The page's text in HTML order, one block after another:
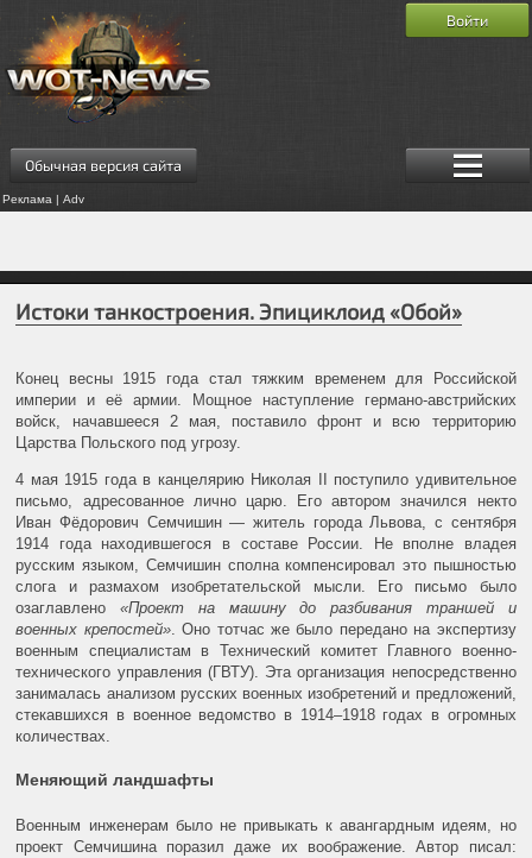
Обычная версия сайта
Реклама | Adv
Войти
Истоки танкостроения. Эпициклоид «Обой»
Конец весны 1915 года стал тяжким временем для Российской
империи и её армии. Мощное наступление германо-австрийских
войск, начавшееся 2 мая, поставило фронт и всю территорию
Царства Польского под угрозу.
4 мая 1915 года в канцелярию Николая II поступило удивительное
письмо, адресованное лично царю. Его автором значился некто
Иван Фёдорович Семчишин — житель города Львова, с сентября
1914 года находившегося в составе России. Не вполне владея
русским языком, Семчишин сполна компенсировал это пышностью
слога и размахом изобретательской мысли. Его письмо было
озаглавлено«Проект на машину до разбивания траншей и
военных крепостей». Оно тотчас же было передано на экспертизу
военным специалистам в Технический комитет Главного военно-
технического управления (ГВТУ). Эта организация непосредственно
занималась анализом русских военных изобретений и предложений,
стекавшихся в военное ведомство в 1914–1918 годах в огромных
количествах.
Меняющий ландшафты
Военным инженерам было не привыкать к авангардным идеям, но
проект Семчишина поразил даже их воображение. Автор писал: